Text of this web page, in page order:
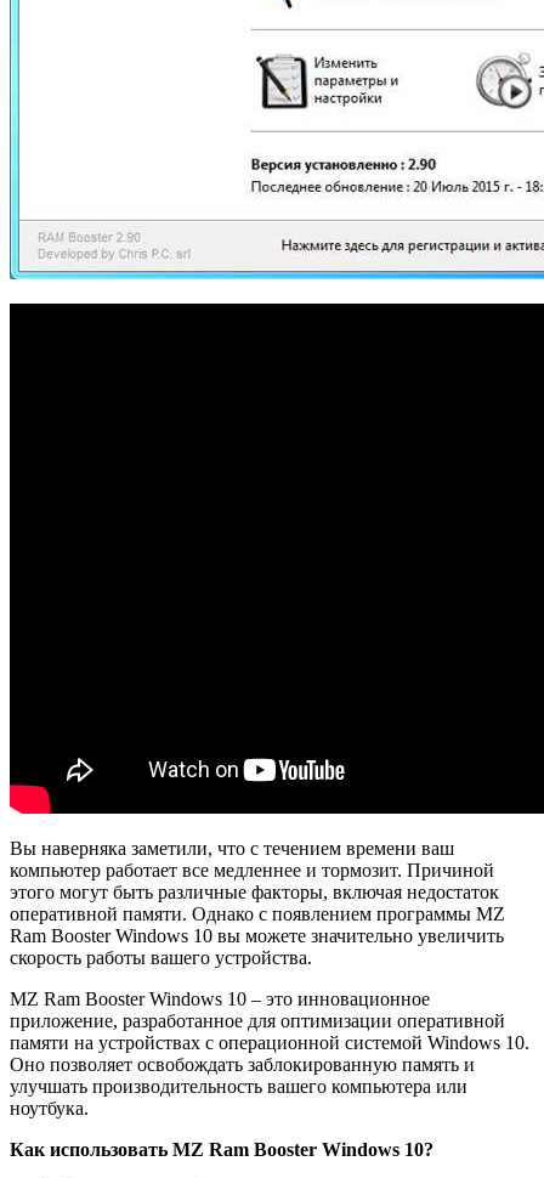
Вы наверняка заметили, что с течением времени ваш
компьютер работает все медленнее и тормозит. Причиной
этого могут быть различные факторы, включая недостаток
оперативной памяти. Однако с появлением программы MZ
Ram Booster Windows 10 вы можете значительно увеличить
скорость работы вашего устройства.
MZ Ram Booster Windows 10 – это инновационное
приложение, разработанное для оптимизации оперативной
памяти на устройствах с операционной системой Windows 10.
Оно позволяет освобождать заблокированную память и
улучшать производительность вашего компьютера или
ноутбука.
Как использовать MZ Ram Booster Windows 10?